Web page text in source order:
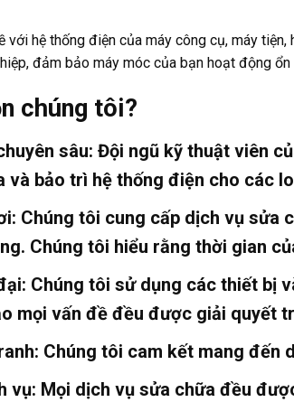
với hệ thống điện của máy công cụ, máy
đảm bảo máy móc của bạn hoạt động ổn
chúng tôi?
sâu: Đội ngũ kỹ thuật viên
và bảo trì hệ thống điện cho các
: Chúng tôi cung cấp dịch vụ sửa
Chúng tôi hiểu rằng thời gian
: Chúng tôi sử dụng các thiết bị
mọi vấn đề đều được giải quyết
: Chúng tôi cam kết mang đến
vụ: Mọi dịch vụ sửa chữa đều